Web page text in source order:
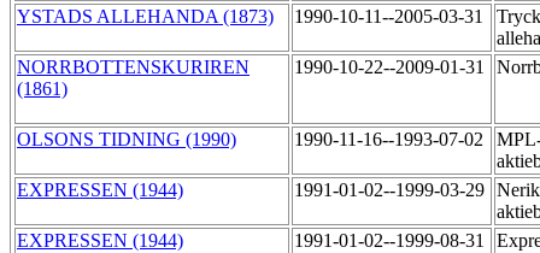
YSTADS ALLEHANDA (1873)
1990-10-11--2005-03-31
NORRBOTTENSKURIREN
(1861)
1990-10-22--2009-01-31
OLSONS TIDNING (1990) 1990-11-16--1993-07-02
EXPRESSEN (1944)
1991-01-02--1999-03-29
EXPRESSEN (1944)
1991-01-02--1999-08-31